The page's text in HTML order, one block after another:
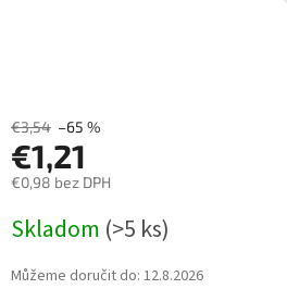
€3,54 –65 %
€1,21
€0,98 bez DPH
cena:
Skladom (>5 ks)
Můžeme doručit do: 12.8.2026